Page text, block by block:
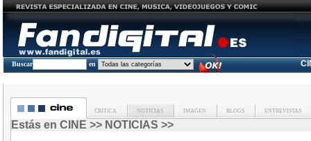
Buscar en
CRITICA NOTICIAS IMAGEN BLOGS ENTREVISTAS
Estás en CINE >> NOTICIAS >>